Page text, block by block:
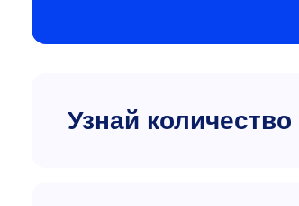
Узнай количество